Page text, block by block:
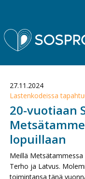
Sospro
27.11.2024
Lastenkodeissa
20-vuotiaan
lopuillaan
Meillä
Terho ja Latvus.
toimintansa tänä